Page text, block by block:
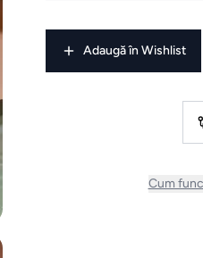
Adaugă în Wishlist
Cum